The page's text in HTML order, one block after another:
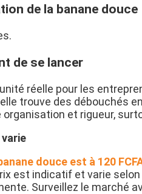
de la banane douce
de se lancer
réelle pour les
trouve des débouchés
et rigueur,
douce est à 120
est indicatif et varie
Surveillez le marché